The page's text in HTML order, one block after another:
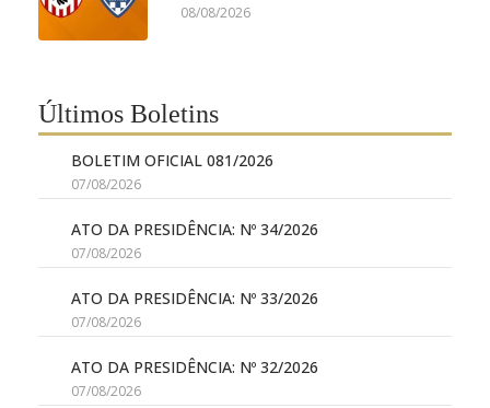
08/08/2026
Últimos Boletins
BOLETIM OFICIAL 081/2026
07/08/2026
ATO DA PRESIDÊNCIA: Nº 34/2026
07/08/2026
ATO DA PRESIDÊNCIA: Nº 33/2026
07/08/2026
ATO DA PRESIDÊNCIA: Nº 32/2026
07/08/2026